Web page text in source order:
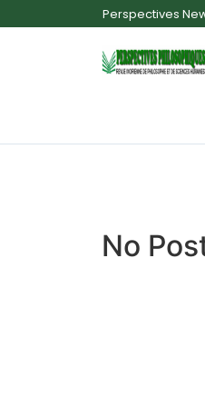
Perspectives
No